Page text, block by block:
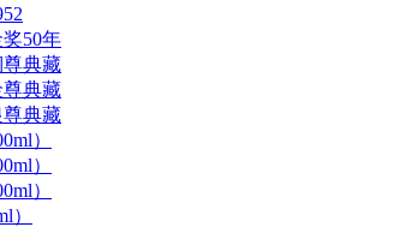
50年
尊典藏
尊典藏
尊典藏
）
）
）
）